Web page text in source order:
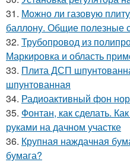
31. Можно ли газовую
баллону. Общие полезные
32. Трубопровод из
Маркировка и область
33. Плита ДСП
шпунтованная
34. Радиоактивный фон
35. Фонтан, как сделать.
руками на дачном участке
36. Крупная наждачная
бумага?